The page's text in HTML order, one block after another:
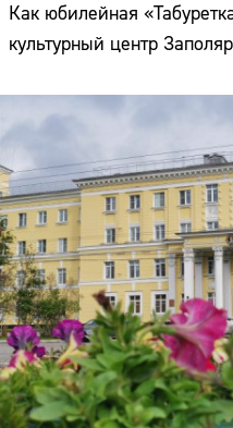
Как юбилейная
культурный центр